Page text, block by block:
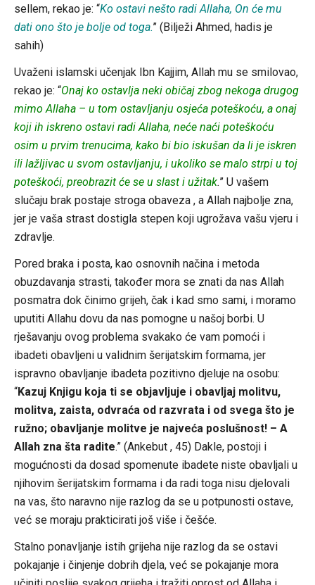
sellem, rekao je: “Ko ostavi nešto radi Allaha, On će mu
dati ono što je bolje od toga.’’ (Bilježi Ahmed, hadis je
sahih)
Uvaženi islamski učenjak Ibn Kajjim, Allah mu se smilovao,
rekao je: “Onaj ko ostavlja neki običaj zbog nekoga drugog
mimo Allaha – u tom ostavljanju osjeća poteškoću, a onaj
koji ih iskreno ostavi radi Allaha, neće naći poteškoću
osim u prvim trenucima, kako bi bio iskušan da li je iskren
ili lažljivac u svom ostavljanju, i ukoliko se malo strpi u toj
poteškoći, preobrazit će se u slast i užitak.’’ U vašem
slučaju brak postaje stroga obaveza , a Allah najbolje zna,
jer je vaša strast dostigla stepen koji ugrožava vašu vjeru i
zdravlje.
Pored braka i posta, kao osnovnih načina i metoda
obuzdavanja strasti, također mora se znati da nas Allah
posmatra dok činimo grijeh, čak i kad smo sami, i moramo
uputiti Allahu dovu da nas pomogne u našoj borbi. U
rješavanju ovog problema svakako će vam pomoći i
ibadeti obavljeni u validnim šerijatskim formama, jer
ispravno obavljanje ibadeta pozitivno djeluje na osobu:
“Kazuj Knjigu koja ti se objavljuje i obavljaj molitvu,
molitva, zaista, odvraća od razvrata i od svega što je
ružno; obavljanje molitve je najveća poslušnost! – A
Allah zna šta radite.” (Ankebut , 45) Dakle, postoji i
mogućnosti da dosad spomenute ibadete niste obavljali u
njihovim šerijatskim formama i da radi toga nisu djelovali
na vas, što naravno nije razlog da se u potpunosti ostave,
već se moraju prakticirati još više i češće.
Stalno ponavljanje istih grijeha nije razlog da se ostavi
pokajanje i činjenje dobrih djela, već se pokajanje mora